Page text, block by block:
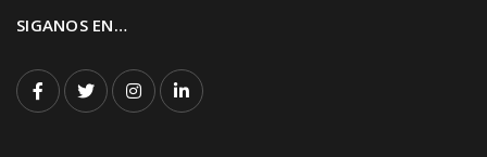
SIGANOS EN…